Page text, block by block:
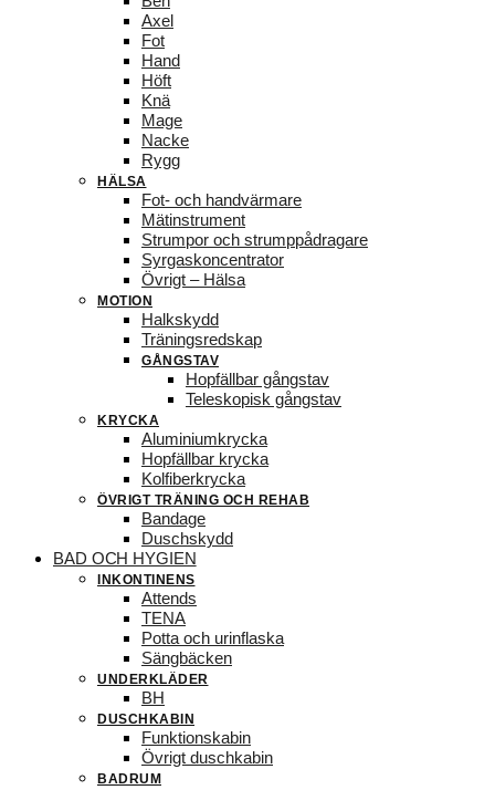
Axel
Fot
Hand
Höft
Knä
Mage
Nacke
Rygg
HÄLSA
Fot- och handvärmare
Mätinstrument
Strumpor och strumppådragare
Syrgaskoncentrator
Övrigt – Hälsa
MOTION
Halkskydd
Träningsredskap
GÅNGSTAV
Hopfällbar gångstav
Teleskopisk gångstav
KRYCKA
Aluminiumkrycka
Hopfällbar krycka
Kolfiberkrycka
ÖVRIGT TRÄNING OCH REHAB
Bandage
Duschskydd
BAD OCH HYGIEN
INKONTINENS
Attends
TENA
Potta och urinflaska
Sängbäcken
UNDERKLÄDER
BH
DUSCHKABIN
Funktionskabin
Övrigt duschkabin
BADRUM